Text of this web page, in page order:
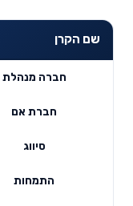
שם הקרן
חברה מנהלת
חברת אם
סיווג
התמחות